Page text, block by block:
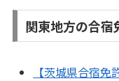
関東地方の合宿
【茨城県合宿